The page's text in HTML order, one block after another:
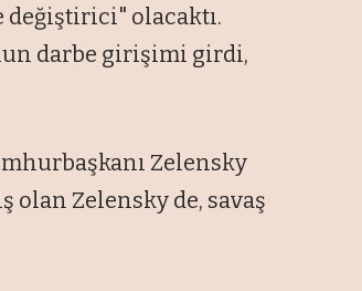
değiştirici" olacaktı.
darbe girişimi girdi,
Zelensky
olan Zelensky de, savaş